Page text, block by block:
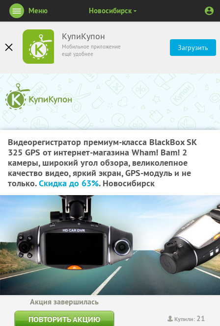
КупиКупон
Мобильное приложение
ещё удобнее
Загрузить
Меню Новосибирск
Видеорегистратор премиум-класса BlackBox SK
325 GPS от интернет-магазина Wham! Bam! 2
камеры, широкий угол обзора, великолепное
качество видео, яркий экран, GPS-модуль и не
только.Скидка до 63%. Новосибирск
Купили: 21
Акция завершилась
ПОВТОРИТЬ АКЦИЮ